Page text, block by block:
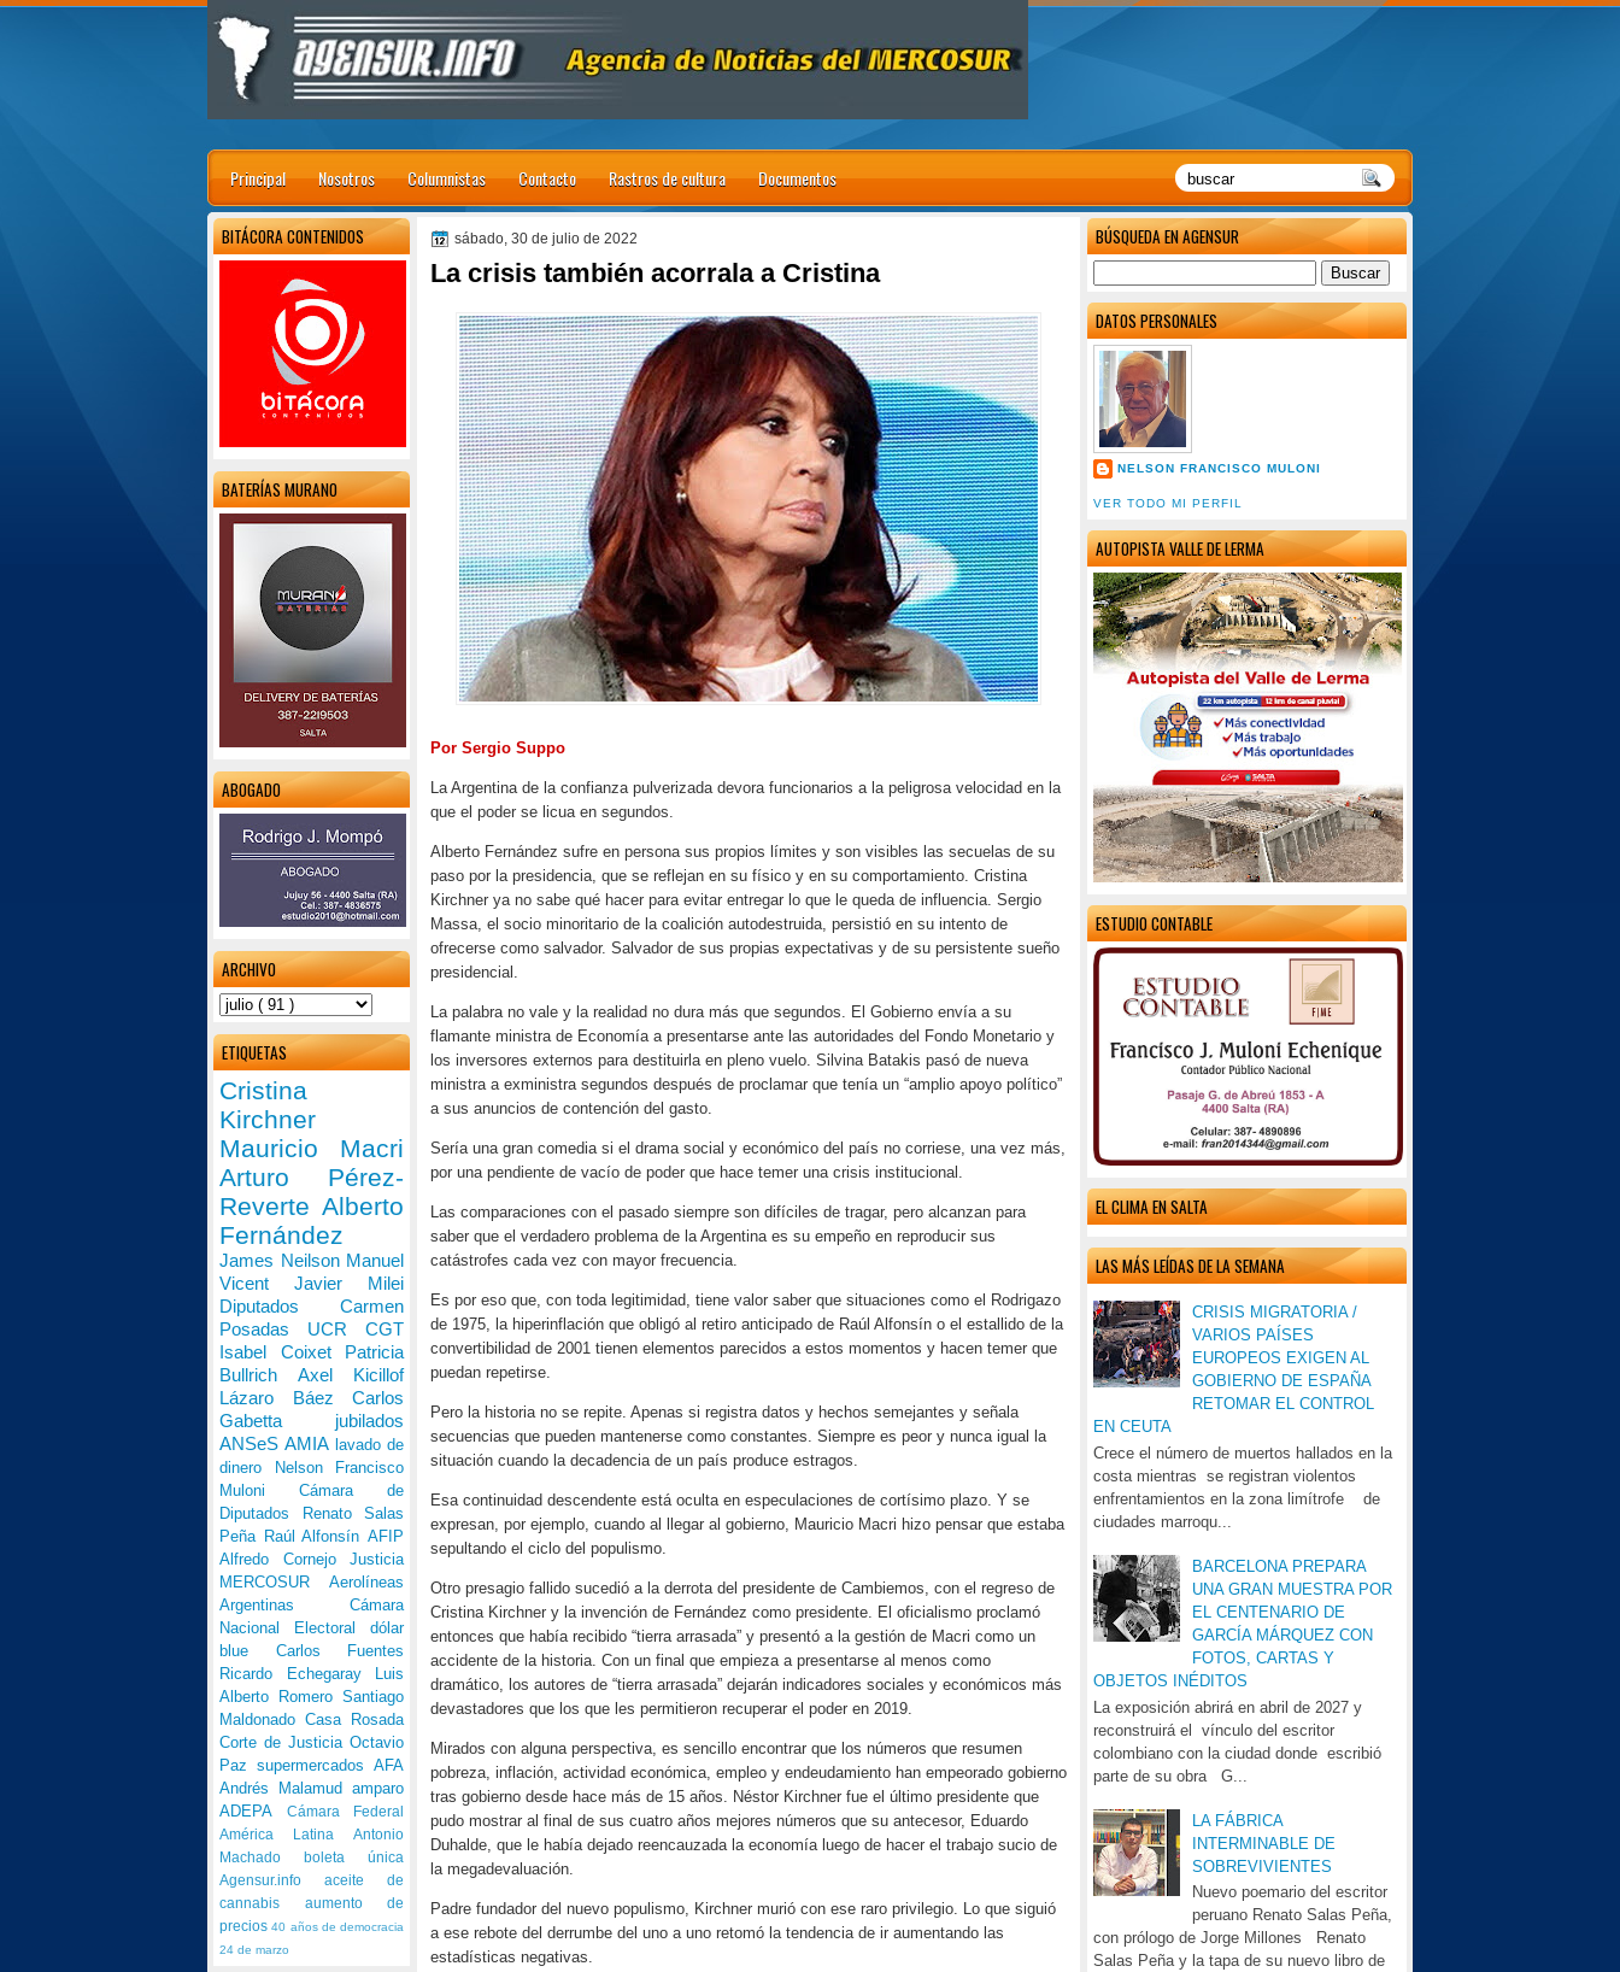
Principal Nosotros Columnistas Contacto Rastros de cultura Documentos
BÚSQUEDA EN AGENSUR
DATOS PERSONALES
NELSON FRANCISCO MULONI
VER TODO MI PERFIL
AUTOPISTA VALLE DE LERMA
ESTUDIO CONTABLE
EL CLIMA EN SALTA
LAS MÁS LEÍDAS DE LA SEMANA
CRISIS MIGRATORIA /
VARIOS PAÍSES
EUROPEOS EXIGEN AL
GOBIERNO DE ESPAÑA
RETOMAR EL CONTROL
EN CEUTA
Crece el número de muertos hallados en la
costa mientras se registran violentos
enfrentamientos en la zona limítrofe de
ciudades marroqu...
BARCELONA PREPARA
UNA GRAN MUESTRA POR
EL CENTENARIO DE
GARCÍA MÁRQUEZ CON
FOTOS, CARTAS Y
OBJETOS INÉDITOS
La exposición abrirá en abril de 2027 y
reconstruirá el vínculo del escritor
colombiano con la ciudad donde escribió
parte de su obra G...
LA FÁBRICA
INTERMINABLE DE
SOBREVIVIENTES
Nuevo poemario del escritor
peruano Renato Salas Peña,
con prólogo de Jorge Millones Renato
Salas Peña y la tapa de su nuevo libro de
sábado, 30 de julio de 2022
La crisis también acorrala a Cristina
Por Sergio Suppo
La Argentina de la confianza pulverizada devora funcionarios a la peligrosa velocidad en la
que el poder se licua en segundos.
Alberto Fernández sufre en persona sus propios límites y son visibles las secuelas de su
paso por la presidencia, que se reflejan en su físico y en su comportamiento. Cristina
Kirchner ya no sabe qué hacer para evitar entregar lo que le queda de influencia. Sergio
Massa, el socio minoritario de la coalición autodestruida, persistió en su intento de
ofrecerse como salvador. Salvador de sus propias expectativas y de su persistente sueño
presidencial.
La palabra no vale y la realidad no dura más que segundos. El Gobierno envía a su
flamante ministra de Economía a presentarse ante las autoridades del Fondo Monetario y
los inversores externos para destituirla en pleno vuelo. Silvina Batakis pasó de nueva
ministra a exministra segundos después de proclamar que tenía un “amplio apoyo político”
a sus anuncios de contención del gasto.
Sería una gran comedia si el drama social y económico del país no corriese, una vez más,
por una pendiente de vacío de poder que hace temer una crisis institucional.
Las comparaciones con el pasado siempre son difíciles de tragar, pero alcanzan para
saber que el verdadero problema de la Argentina es su empeño en reproducir sus
catástrofes cada vez con mayor frecuencia.
Es por eso que, con toda legitimidad, tiene valor saber que situaciones como el Rodrigazo
de 1975, la hiperinflación que obligó al retiro anticipado de Raúl Alfonsín o el estallido de la
convertibilidad de 2001 tienen elementos parecidos a estos momentos y hacen temer que
puedan repetirse.
Pero la historia no se repite. Apenas si registra datos y hechos semejantes y señala
secuencias que pueden mantenerse como constantes. Siempre es peor y nunca igual la
situación cuando la decadencia de un país produce estragos.
Esa continuidad descendente está oculta en especulaciones de cortísimo plazo. Y se
expresan, por ejemplo, cuando al llegar al gobierno, Mauricio Macri hizo pensar que estaba
sepultando el ciclo del populismo.
Otro presagio fallido sucedió a la derrota del presidente de Cambiemos, con el regreso de
Cristina Kirchner y la invención de Fernández como presidente. El oficialismo proclamó
entonces que había recibido “tierra arrasada” y presentó a la gestión de Macri como un
accidente de la historia. Con un final que empieza a presentarse al menos como
dramático, los autores de “tierra arrasada” dejarán indicadores sociales y económicos más
devastadores que los que les permitieron recuperar el poder en 2019.
Mirados con alguna perspectiva, es sencillo encontrar que los números que resumen
pobreza, inflación, actividad económica, empleo y endeudamiento han empeorado gobierno
tras gobierno desde hace más de 15 años. Néstor Kirchner fue el último presidente que
pudo mostrar al final de sus cuatro años mejores números que su antecesor, Eduardo
Duhalde, que le había dejado reencauzada la economía luego de hacer el trabajo sucio de
la megadevaluación.
Padre fundador del nuevo populismo, Kirchner murió con ese raro privilegio. Lo que siguió
a ese rebote del derrumbe del uno a uno retomó la tendencia de ir aumentando las
estadísticas negativas.
BITÁCORA CONTENIDOS
BATERÍAS MURANO
ABOGADO
ARCHIVO
ETIQUETAS
Cristina
Kirchner
Mauricio Macri
Arturo Pérez-
Reverte Alberto
Fernández
James Neilson Manuel
Vicent Javier Milei
Diputados Carmen
Posadas UCR CGT
Isabel Coixet Patricia
Bullrich Axel Kicillof
Lázaro Báez Carlos
Gabetta jubilados
ANSeSAMIA lavado de
dinero
Nelson Francisco
Muloni Cámara de
Diputados
Renato Salas
Peña Raúl AlfonsínAFIP
Alfredo Cornejo Justicia
MERCOSUR Aerolíneas
Argentinas Cámara
Nacional Electoral dólar
blue Carlos Fuentes
Ricardo Echegaray
Luis
Alberto Romero Santiago
Maldonado Casa Rosada
Corte de Justicia Octavio
Paz supermercados AFA
Andrés Malamud amparo
ADEPA
Cámara Federal
América Latina Antonio
Machado boleta única
Agensur.info aceite de
cannabis aumento de
precios40 años de democracia
24 de marzo